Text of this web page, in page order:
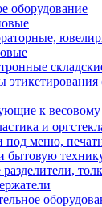
оборудование
этикетирования
к
и
под меню,
бытовую